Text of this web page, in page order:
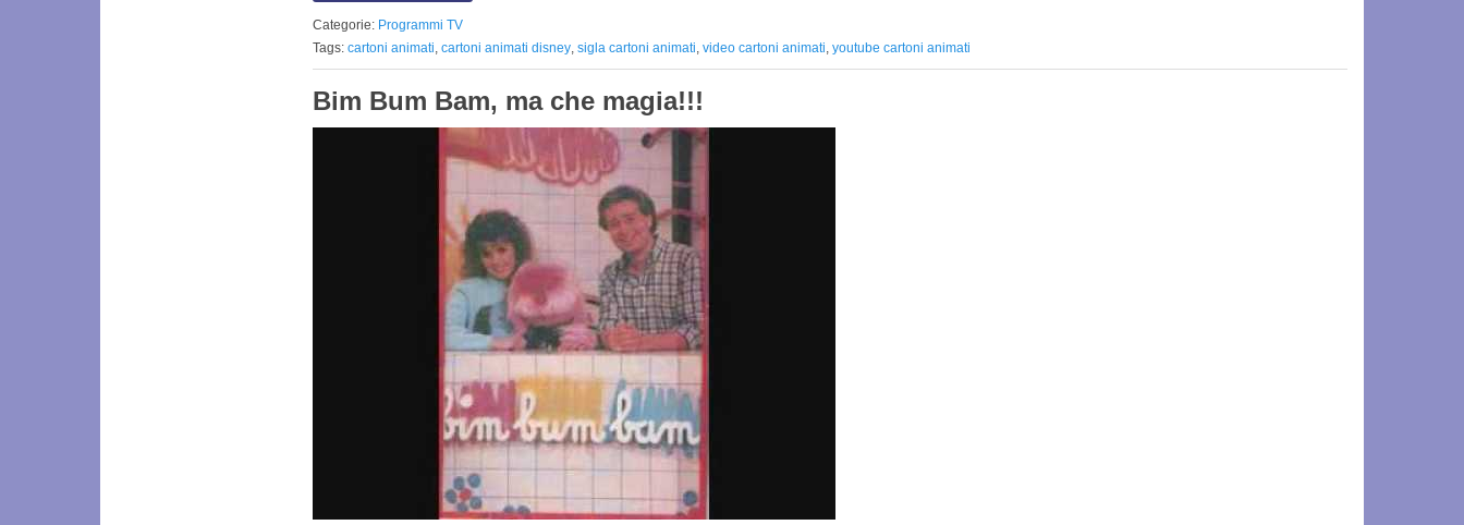
Categorie: Programmi TV
Tags: cartoni animati cartoni animati disney sigla cartoni animati video cartoni animati youtube cartoni animati
Bim Bum Bam, ma che magia!!!